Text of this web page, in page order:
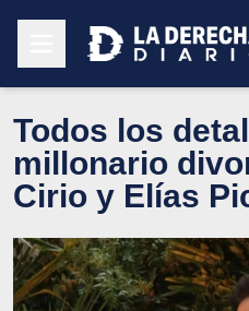
Todos los
millonario
Cirio y Elías